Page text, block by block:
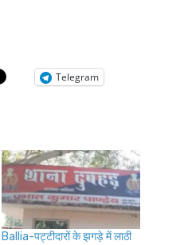
Telegram
Ballia-पट्टीदारों के झगड़े में लाठी